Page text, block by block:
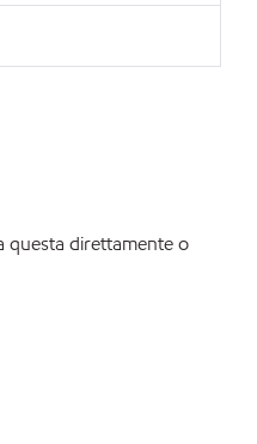
questa direttamente o